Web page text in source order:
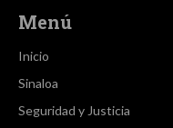
Menú
Inicio
Sinaloa
Seguridad y Justicia